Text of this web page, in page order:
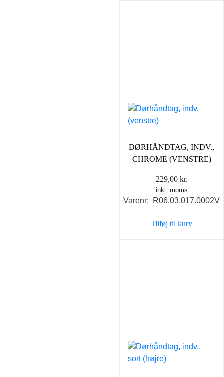
DØRHÅNDTAG, INDV.,
CHROME (VENSTRE)
229,00 kr.
inkl. moms
Varenr: R06.03.017.0002V
Tilføj til kurv